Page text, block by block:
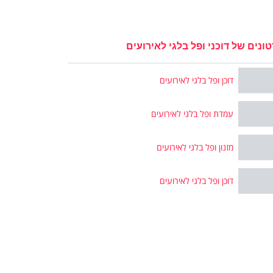
של דוכני ופל בלגי לאירועים
דוכן ופל בלגי לאירועים
עמדת ופל בלגי לאירועים
מזנון ופל בלגי לאירועים
דוכן ופל בלגי לאירועים